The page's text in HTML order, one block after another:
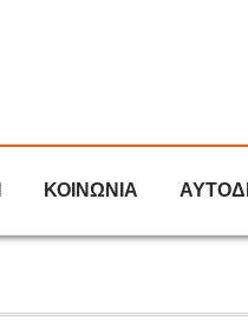
ΚΟΙΝΩΝΙΑ